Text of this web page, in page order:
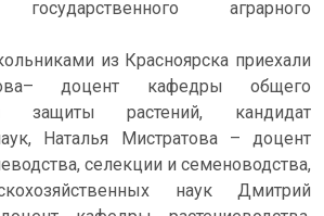
государственного аграрного
из Красноярска приехали
доцент кафедры общего
защиты растений, кандидат
Наталья Мистратова – доцент
селекции и семеноводства,
наук Дмитрий